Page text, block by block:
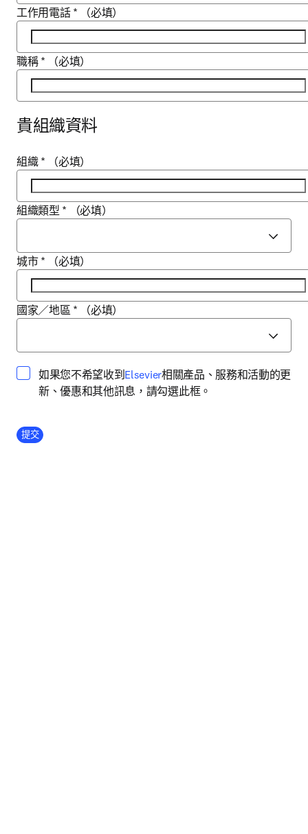
工作用電話 * （必填）
職稱 * （必填）
貴組織資料
組織 * （必填）
組織類型 * （必填）
城市 * （必填）
國家／地區 * （必填）
如果您不希望收到 Elsevieropens in new tab/window
相關產品、服務和活動的更
新、優惠和其他訊息，請勾選此框。
Company Division
提交